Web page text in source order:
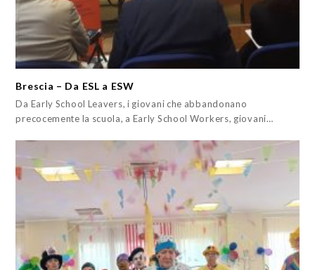
Brescia – Da ESL a ESW
Da Early School Leavers, i giovani che abbandonano
precocemente la scuola, a Early School Workers, giovani…